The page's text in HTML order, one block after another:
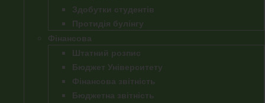
Здобутки студентів
Протидія булінгу
Фінансова
Штатний розпис
Бюджет Університету
Фінансова звітність
Бюджетна звітність